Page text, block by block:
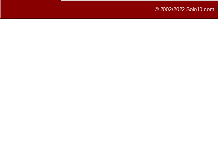
© 2002/2022 Solo10.com